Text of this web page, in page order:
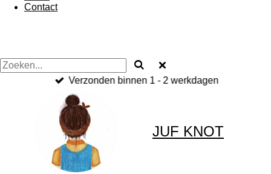
Contact
Verzonden binnen 1 - 2 werkdagen
JUF KNOT